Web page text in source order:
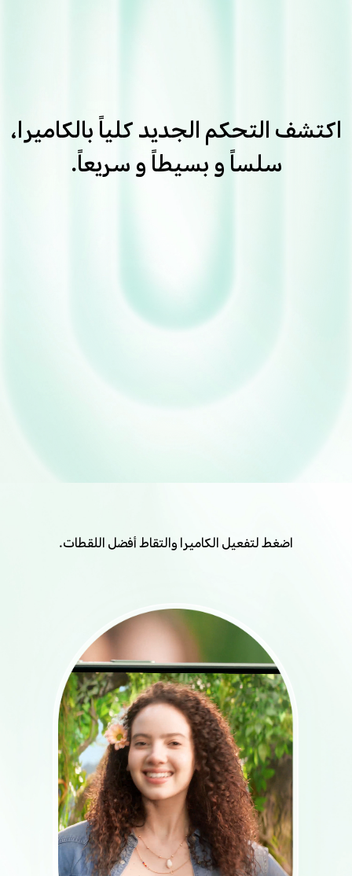
اكتشف التحكم الجديد كلياً بالكاميرا،
سلساً و بسيطاً و سريعاً.
اضغط لتفعيل الكاميرا والتقاط أفضل اللقطات.